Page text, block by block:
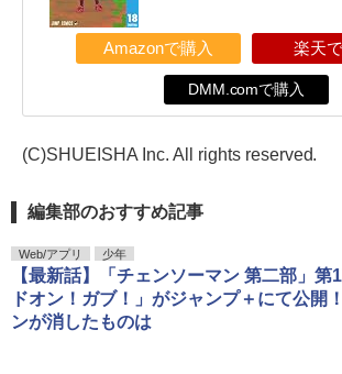
Amazonで購入 楽天
DMM.comで購入
(C)SHUEISHA Inc. All rights reserved.
編集部のおすすめ記事
Web/アプリ 少年
【最新話】「チェンソーマン 第二部」第
ドオン！ガブ！」がジャンプ＋にて公開
ンが消したものは